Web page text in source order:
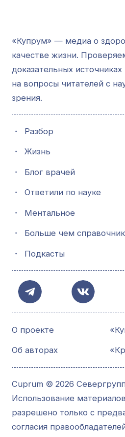
«Купрум» — медиа о
качестве жизни.
доказательных
на вопросы читателей с
зрения.
・ Разбор
・ Жизнь
・ Блог врачей
・ Ответили по науке
・ Ментальное
・ Больше чем справочник
・ Подкасты
О проекте
Об авторах
Cuprum © 2026
Использование
разрешено только с
согласия